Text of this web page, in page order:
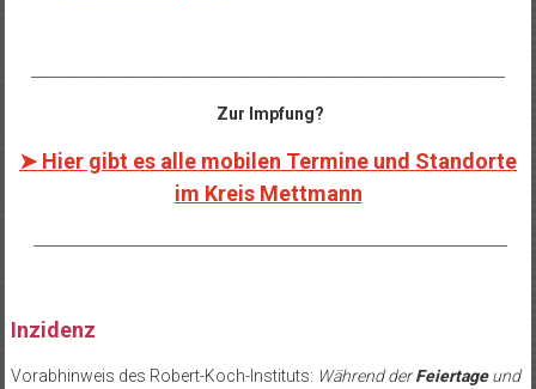
Zur Impfung?
➤ Hier gibt es alle mobilen Termine und Standorte
im Kreis Mettmann
Inzidenz
Vorabhinweis des Robert-Koch-Instituts: Während derFeiertageund